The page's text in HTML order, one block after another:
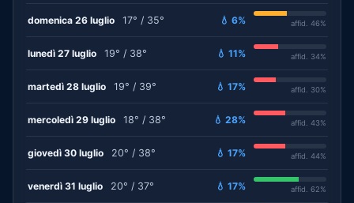
domenica 26 luglio 17° / 35° 💧 6% affid. 46%
lunedì 27 luglio 19° / 38° 💧 11% affid. 34%
martedì 28 luglio 19° / 39° 💧 17% affid. 30%
mercoledì 29 luglio 18° / 38° 💧 28% affid. 43%
giovedì 30 luglio 20° / 38° 💧 17% affid. 44%
venerdì 31 luglio 20° / 37° 💧 17% affid. 62%